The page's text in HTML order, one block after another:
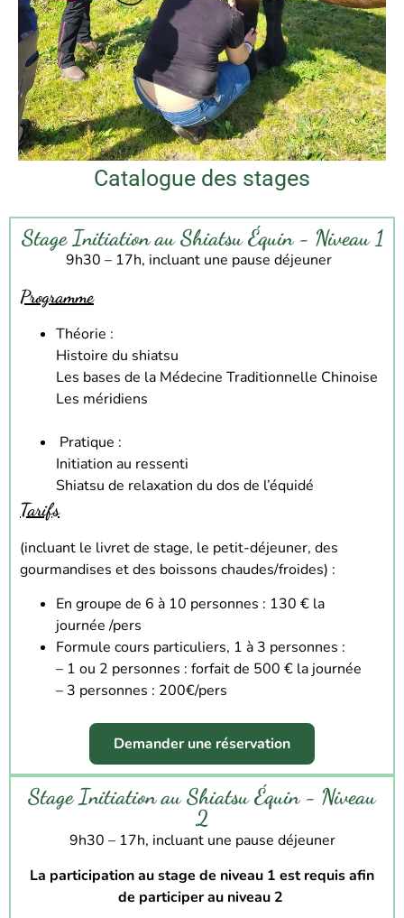
Catalogue des stages
Stage Initiation au Shiatsu Équin - Niveau 1
9h30 – 17h, incluant une pause déjeuner
Programme
Théorie :
Histoire du shiatsu
Les bases de la Médecine Traditionnelle Chinoise
Les méridiens
Pratique :
Initiation au ressenti
Shiatsu de relaxation du dos de l’équidé
Tarifs
(incluant le livret de stage, le petit-déjeuner, des
gourmandises et des boissons chaudes/froides) :
En groupe de 6 à 10 personnes : 130 € la
journée /pers
Formule cours particuliers, 1 à 3 personnes :
– 1 ou 2 personnes : forfait de 500 € la journée
– 3 personnes : 200€/pers
Demander une réservation
Stage Initiation au Shiatsu Équin - Niveau
2
9h30 – 17h, incluant une pause déjeuner
La participation au stage de niveau 1 est requis afin
de participer au niveau 2